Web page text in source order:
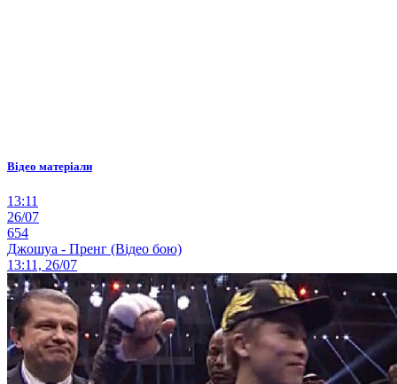
Відео матеріали
13:11
26/07
654
Джошуа - Пренг (Відео бою)
13:11, 26/07